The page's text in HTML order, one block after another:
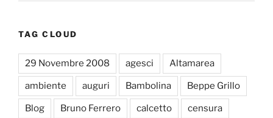
TAG CLOUD
29 Novembre 2008 agesci Altamarea
ambiente auguri Bambolina Beppe Grillo
Blog Bruno Ferrero calcetto censura